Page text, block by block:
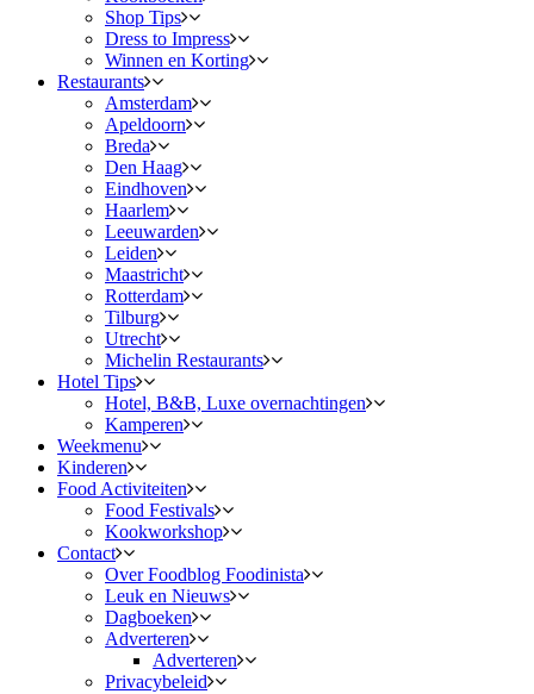
Shop Tips
Dress to Impress
Winnen en Korting
Restaurants
Amsterdam
Apeldoorn
Breda
Den Haag
Eindhoven
Haarlem
Leeuwarden
Leiden
Maastricht
Rotterdam
Tilburg
Utrecht
Michelin Restaurants
Hotel Tips
Hotel, B&B, Luxe overnachtingen
Kamperen
Weekmenu
Kinderen
Food Activiteiten
Food Festivals
Kookworkshop
Contact
Over Foodblog Foodinista
Leuk en Nieuws
Dagboeken
Adverteren
Adverteren
Privacybeleid